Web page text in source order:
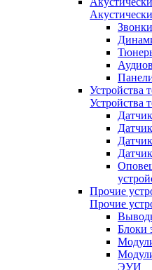
Устройства
Устройства
Прочие
Прочие
Блоки
ЭУИ